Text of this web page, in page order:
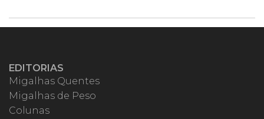
EDITORIAS
Migalhas Quentes
Migalhas de Peso
Colunas